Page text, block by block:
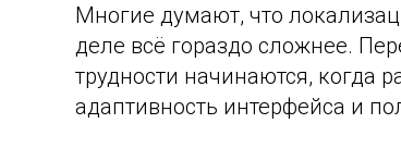
Многие думают, что
деле всё гораздо сложнее.
трудности начинаются, когда
адаптивность интерфейса и